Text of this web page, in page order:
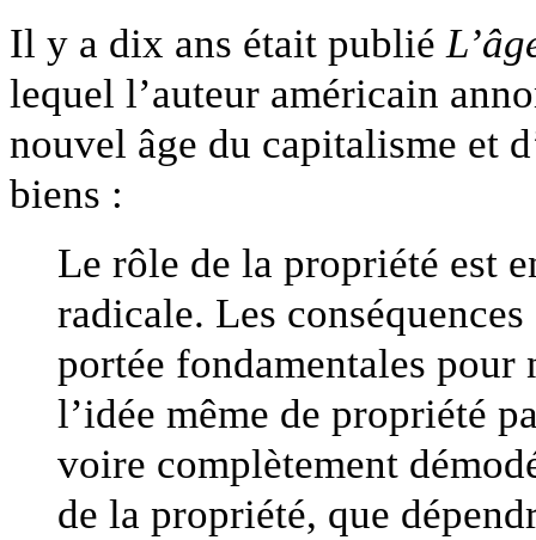
Il y a dix ans était publié
lequel l’auteur américain
nouvel âge du capitalisme et
biens :
Le rôle de la propriété est
radicale. Les
portée fondamentales
l’idée même de propriété
voire complètement
de la propriété, que